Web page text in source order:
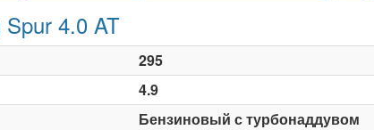
4.0 AT
295
4.9
Бензиновый с турбонаддувом